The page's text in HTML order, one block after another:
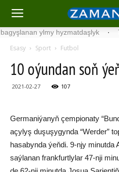
ylmy hyzmatdaşlyk ·
Esasy Sport Futbol
10 oýundan soň
2021-02-27 107
Germaniýanyň çempionaty
açylyş duşuşygynda “Werder”
hasabynda ýeňdi. 9-njy minutda
saýlanan frankfurtlylar 47-nji